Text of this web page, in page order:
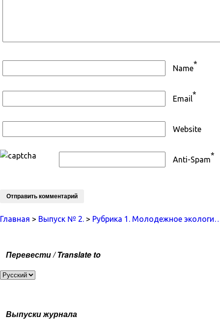
Name*
Email*
Website
Anti-Spam*
Главная > Выпуск № 2. > Рубрика 1. Молодежное
Перевести / Translate to
Выпуски журнала